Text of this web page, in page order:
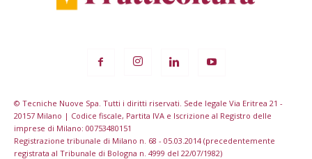
© Tecniche Nuove Spa. Tutti i diritti riservati. Sede legale Via Eritrea 21 -
20157 Milano | Codice fiscale, Partita IVA e Iscrizione al Registro delle
imprese di Milano: 00753480151
Registrazione tribunale di Milano n. 68 - 05.03.2014 (precedentemente
registrata al Tribunale di Bologna n. 4999 del 22/07/1982)